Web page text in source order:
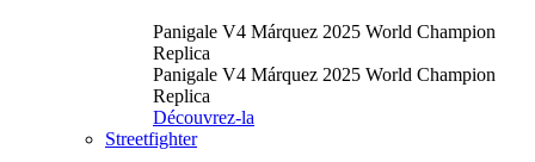
Panigale V4 Márquez 2025 World Champion
Replica
Panigale V4 Márquez 2025 World Champion
Replica
Découvrez-la
Streetfighter